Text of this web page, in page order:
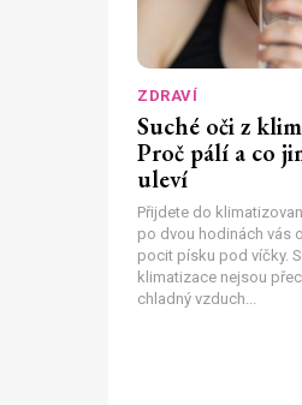
ZDRAVÍ
Suché oči z
Proč pálí a co
uleví
Přijdete do
po dvou hodinách vás
pocit písku pod víčky.
klimatizace nejsou
chladný vzduch...